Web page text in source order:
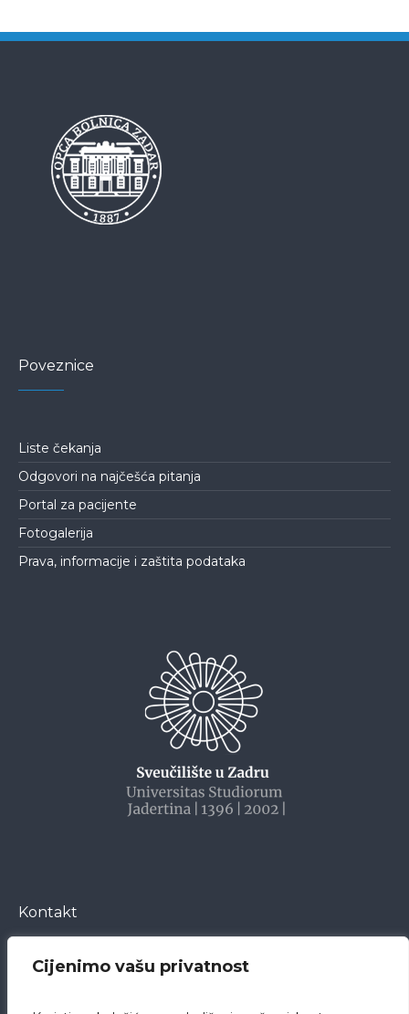
Cijenimo vašu privatnost
Poveznice
Liste čekanja
Odgovori na najčešća pitanja
Portal za pacijente
Fotogalerija
Prava, informacije i zaštita podataka
Kontakt